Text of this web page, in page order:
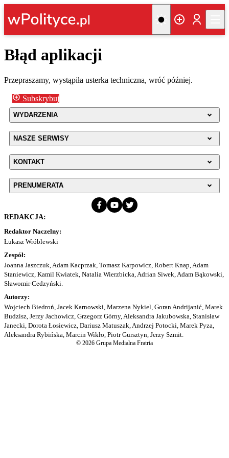
Błąd aplikacji
Przepraszamy, wystąpiła usterka techniczna, wróć później.
Subskrybuj
WYDARZENIA
NASZE SERWISY
KONTAKT
PRENUMERATA
REDAKCJA:
Redaktor Naczelny:
Łukasz Wróblewski
Zespół:
Joanna Jaszczuk, Adam Kacprzak, Tomasz Karpowicz, Robert Knap, Adam
Staniewicz, Kamil Kwiatek, Natalia Wierzbicka, Adrian Siwek, Adam Bąkowski,
Sławomir Cedzyński.
Autorzy:
Wojciech Biedroń, Jacek Karnowski, Marzena Nykiel, Goran Andrijanić, Marek
Budzisz, Jerzy Jachowicz, Grzegorz Górny, Aleksandra Jakubowska, Stanisław
Janecki, Dorota Łosiewicz, Dariusz Matuszak, Andrzej Potocki, Marek Pyza,
Aleksandra Rybińska, Marcin Wikło, Piotr Gursztyn, Jerzy Szmit.
© 2026 Grupa Medialna Fratria